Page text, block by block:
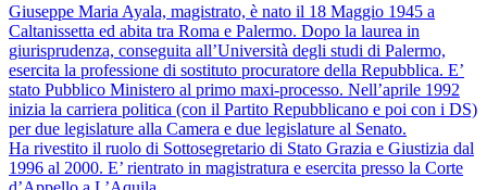
Giuseppe Maria Ayala, magistrato, è nato il 18 Maggio 1945 a
Caltanissetta ed abita tra Roma e Palermo. Dopo la laurea in
giurisprudenza, conseguita all’Università degli studi di Palermo,
esercita la professione di sostituto procuratore della Repubblica. E’
stato Pubblico Ministero al primo maxi-processo. Nell’aprile 1992
inizia la carriera politica (con il Partito Repubblicano e poi con i DS)
per due legislature alla Camera e due legislature al Senato.
Ha rivestito il ruolo di Sottosegretario di Stato Grazia e Giustizia dal
1996 al 2000. E’ rientrato in magistratura e esercita presso la Corte